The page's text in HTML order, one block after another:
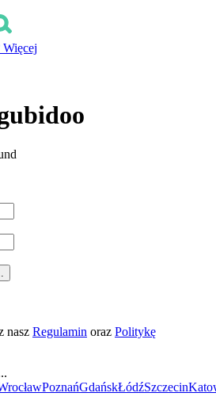
Więcej
nasz Regulamin oraz Politykę
PoznańGdańskŁódźSzczecin